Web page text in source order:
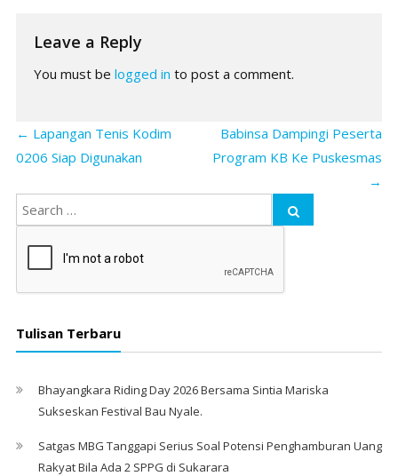
Leave a Reply
You must be logged in to post a comment.
← Lapangan Tenis Kodim
0206 Siap Digunakan
Babinsa Dampingi Peserta
Program KB Ke Puskesmas
→
Tulisan Terbaru
Bhayangkara Riding Day 2026 Bersama Sintia Mariska
Sukseskan Festival Bau Nyale. ‎
Satgas MBG Tanggapi Serius Soal Potensi Penghamburan Uang
Rakyat Bila Ada 2 SPPG di Sukarara